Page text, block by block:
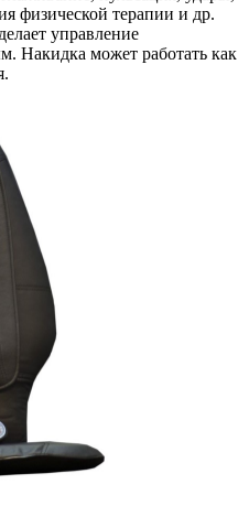
физической терапии и др.
управление
Накидка может работать как